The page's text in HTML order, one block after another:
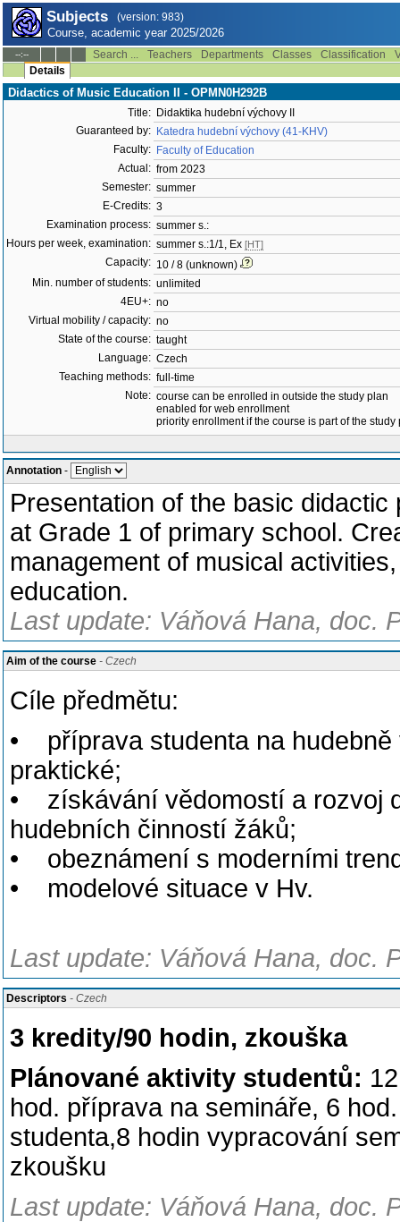
Subjects (version: 983)
Course, academic year 2025/2026
--:-- Search ... Teachers Departments Classes Classification
Details
Didactics of Music Education II - OPMN0H292B
Title: Didaktika hudební výchovy II
Guaranteed by: Katedra hudební výchovy (41-KHV)
Faculty: Faculty of Education
Actual: from 2023
Semester: summer
E-Credits: 3
Examination process: summer s.:
Hours per week, examination: summer s.:1/1, Ex [HT]
Capacity: 10 / 8 (unknown)
Min. number of students: unlimited
4EU+: no
Virtual mobility / capacity: no
State of the course: taught
Language: Czech
Teaching methods: full-time
Note: course can be enrolled in outside the study plan
enabled for web enrollment
priority enrollment if the course is part of the study
Annotation -
Presentation of the basic
at Grade 1 of primary school.
management of musical
education.
Last update: Váňová Hana, doc.
Aim of the course - Czech
Cíle předmětu:
• příprava studenta na hudebně
praktické;
• získávání vědomostí a rozvoj
hudebních činností žáků;
• obeznámení s moderními
• modelové situace v Hv.
Last update: Váňová Hana, doc.
Descriptors - Czech
3 kredity/90 hodin, zkouška
Plánované aktivity studentů:
hod. příprava na semináře, 6
studenta,8 hodin vypracování
zkoušku
Last update: Váňová Hana, doc.